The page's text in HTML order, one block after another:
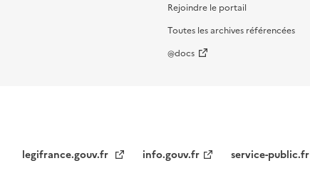
Rejoindre le portail
Toutes les archives référencées
@docs
legifrance.gouv.fr info.gouv.fr service-public.fr